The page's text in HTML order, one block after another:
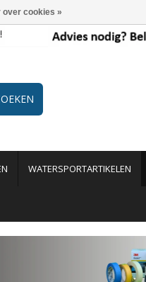
WATERSPORTARTIKELEN
over cookies »